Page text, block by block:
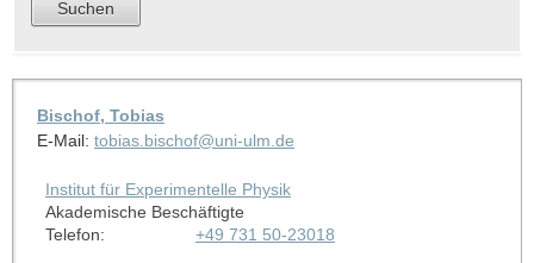
Bischof, Tobias
E-Mail: tobias.bischof@uni-ulm.de
Institut für Experimentelle Physik
Akademische Beschäftigte
Telefon:
+49 731 50-23018